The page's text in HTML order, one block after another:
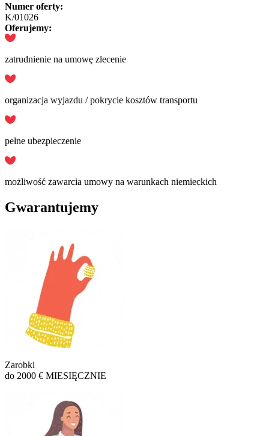
Numer oferty:
K/01026
Oferujemy:
zatrudnienie na umowę zlecenie
organizacja wyjazdu / pokrycie kosztów transportu
pełne ubezpieczenie
możliwość zawarcia umowy na warunkach niemieckich
Gwarantujemy
Zarobki
do 2000 € MIESIĘCZNIE